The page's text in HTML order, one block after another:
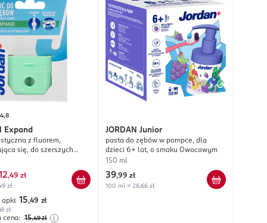
4,8
Expand
z fluorem,
się, do szerszych
o smaku Miętowym, dł.
,49 zł
zł
apki: 15,49 zł
zł
cena: 15,49 zł
JORDAN Junior
pasta do zębów w pompce, dla
dzieci 6+ lat, o smaku Owocowym
150 ml
39,99 zł
100 ml = 26,66 zł